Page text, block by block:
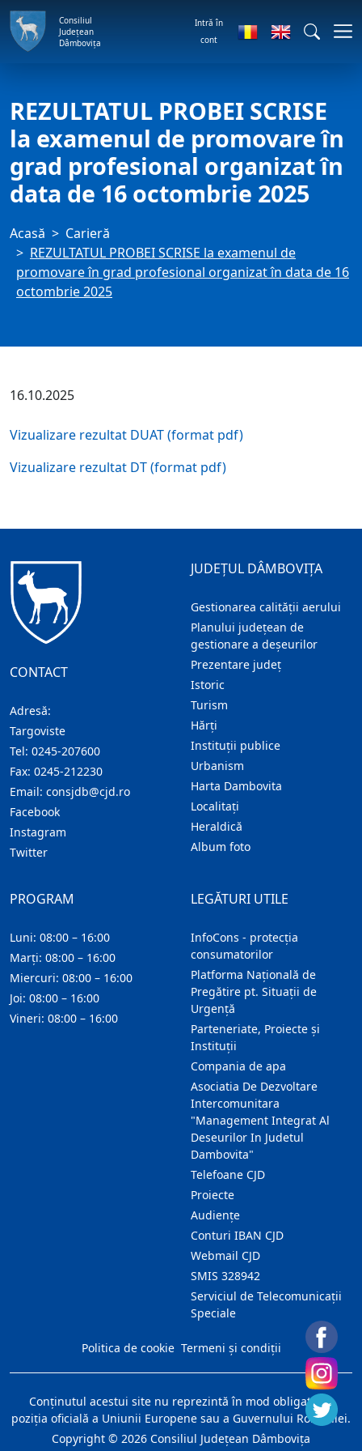
Consiliul
Județean
Dâmbovița
Intră în
cont
REZULTATUL PROBEI SCRISE
la examenul de promovare în
grad profesional organizat în
data de 16 octombrie 2025
Acasă
Carieră
REZULTATUL PROBEI SCRISE la examenul de
promovare în grad profesional organizat în data de 16
octombrie 2025
16.10.2025
Vizualizare rezultat DUAT (format pdf)
Vizualizare rezultat DT (format pdf)
CONTACT
Adresă:
Targoviste
Tel: 0245-207600
Fax: 0245-212230
Email: consjdb@cjd.ro
Facebook
Instagram
Twitter
JUDEȚUL DÂMBOVIȚA
Gestionarea calității aerului
Planului județean de
gestionare a deșeurilor
Prezentare judeţ
Istoric
Turism
Hărţi
Instituţii publice
Urbanism
Harta Dambovita
Localitaţi
Heraldică
Album foto
LEGĂTURI UTILE
InfoCons - protecția
consumatorilor
Platforma Națională de
Pregătire pt. Situații de
Urgență
Parteneriate, Proiecte și
Instituții
Compania de apa
Asociatia De Dezvoltare
Intercomunitara
"Management Integrat Al
Deseurilor In Judetul
Dambovita"
Telefoane CJD
Proiecte
Audienţe
Conturi IBAN CJD
Webmail CJD
SMIS 328942
Serviciul de Telecomunicații
Speciale
PROGRAM
Luni: 08:00 – 16:00
Marți: 08:00 – 16:00
Miercuri: 08:00 – 16:00
Joi: 08:00 – 16:00
Vineri: 08:00 – 16:00
Politica de cookie Termeni și condiții
Conţinutul acestui site nu reprezintă în mod obligatoriu
poziţia oficială a Uniunii Europene sau a Guvernului României.
Copyright © 2026 Consiliul Judeţean Dâmboviţa